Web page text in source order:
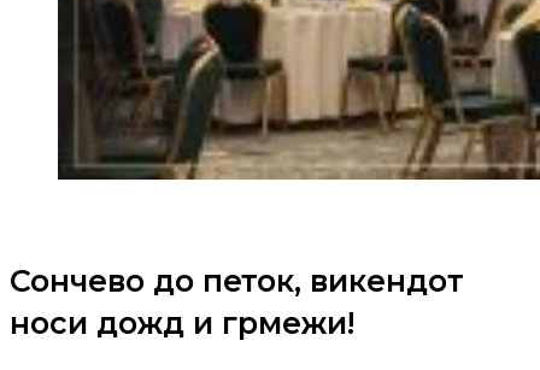
Сончево до петок, викендот
носи дожд и грмежи!